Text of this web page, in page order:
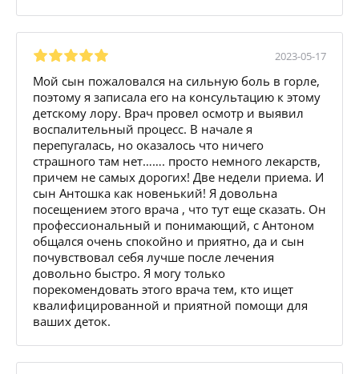
2023-05-17
Мой сын пожаловался на сильную боль в горле,
поэтому я записала его на консультацию к этому
детскому лору. Врач провел осмотр и выявил
воспалительный процесс. В начале я
перепугалась, но оказалось что ничего
страшного там нет……. просто немного лекарств,
причем не самых дорогих! Две недели приема. И
сын Антошка как новенький! Я довольна
посещением этого врача , что тут еще сказать. Он
профессиональный и понимающий, с Антоном
общался очень спокойно и приятно, да и сын
почувствовал себя лучше после лечения
довольно быстро. Я могу только
порекомендовать этого врача тем, кто ищет
квалифицированной и приятной помощи для
ваших деток.